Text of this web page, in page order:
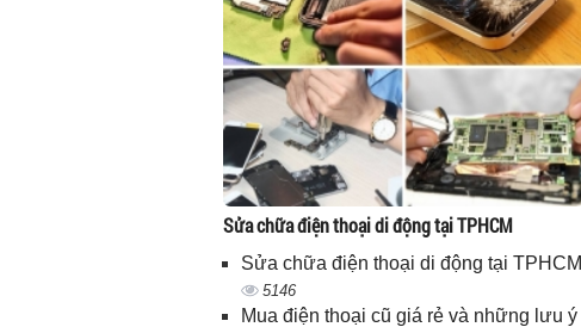
Sửa chữa điện thoại di động tại TPHCM
Sửa chữa điện thoại di động tại TPHCM
5146
Mua điện thoại cũ giá rẻ và những lưu ý